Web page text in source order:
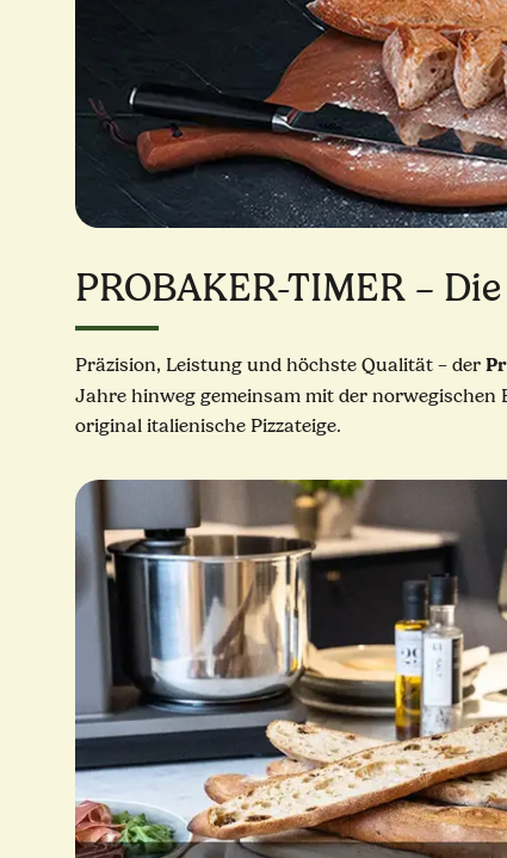
PROBAKER-TIMER –
Präzision, Leistung und höchste Qualität – der
Jahre hinweg gemeinsam mit der
original italienische Pizzateige.